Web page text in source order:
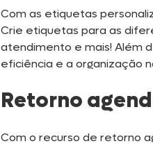
Com as etiquetas
Crie etiquetas para as
atendimento e mais! Além
eficiência e a organização
Retorno
Com o recurso de retorno